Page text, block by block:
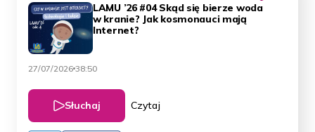
LAMU ’26 #04 Skąd się bierze woda
w kranie? Jak kosmonauci mają
Internet?
27/07/2026 38:50
Słuchaj Czytaj